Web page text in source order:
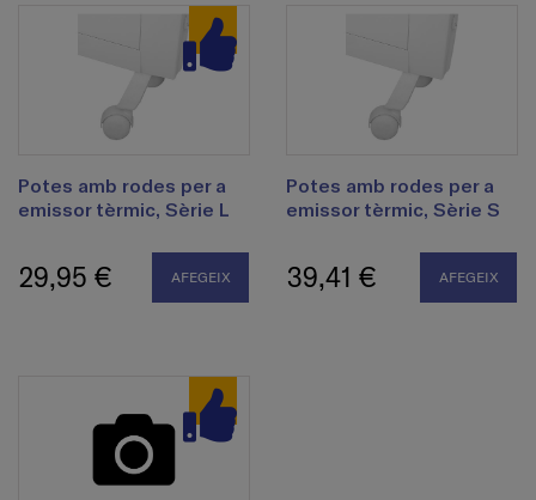
Potes amb rodes per a
emissor tèrmic, Sèrie L
29,95 € AFEGEIX
Potes amb rodes per a
emissor tèrmic, Sèrie S
39,41 € AFEGEIX